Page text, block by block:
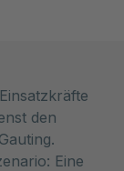
den
Eine